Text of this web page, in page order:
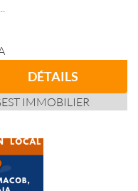
DÉTAILS
IMMOBILIER